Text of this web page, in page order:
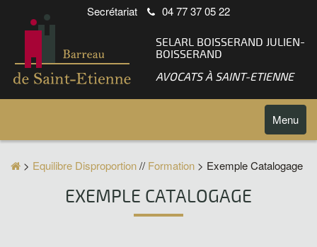
Secrétariat 04 77 37 05 22
SELARL BOISSERAND JULIEN-
BOISSERAND
AVOCATS À SAINT-ETIENNE
Toggle
Menu
> Equilibre Disproportion// Formation > Exemple Catalogage
EXEMPLE CATALOGAGE